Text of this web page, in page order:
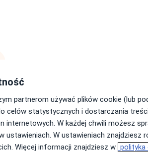
Sie
Jutro
8 Sie
Ndz,
9 Sie
Pon,
10 Sie
Umawianie online nie jest dostępne
partnerom używać plików cookie (lub
celów statystycznych i dostarczania
internetowych. W każdej chwili możesz
ustawieniach. W ustawieniach znajdziesz
Więcej informacji znajdziesz w polityka